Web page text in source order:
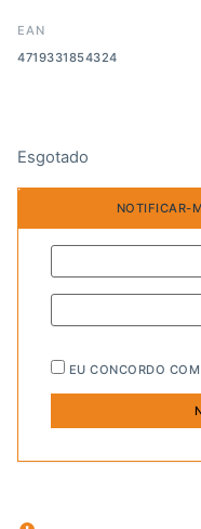
EAN
4719331854324
Esgotado
NOTIFICAR-
EU CONCORDO